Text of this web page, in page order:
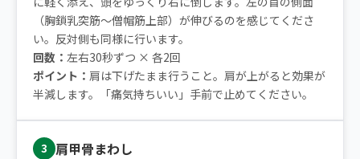
（胸鎖乳突筋〜僧帽筋上部）が伸びるのを感じてくださ
い。反対側も同様に行います。
回数： 左右30秒ずつ × 各2回
ポイント： 肩は下げたまま行うこと。肩が上がると効果が
半減します。「痛気持ちいい」手前で止めてください。
3 肩甲骨まわし